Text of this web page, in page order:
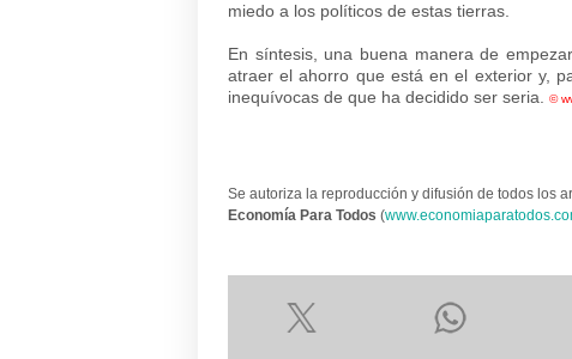
miedo a los políticos de estas tierras.
En síntesis, una buena manera de
atraer el ahorro que está en el exterior y,
inequívocas de que ha decidido ser seria.
©
Se autoriza la reproducción y difusión de todos los
Economía Para Todos (